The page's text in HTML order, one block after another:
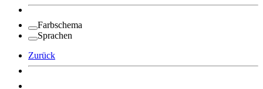
Farbschema
Sprachen
Zurück